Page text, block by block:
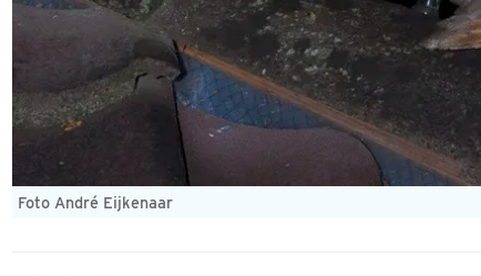
Foto André Eijkenaar